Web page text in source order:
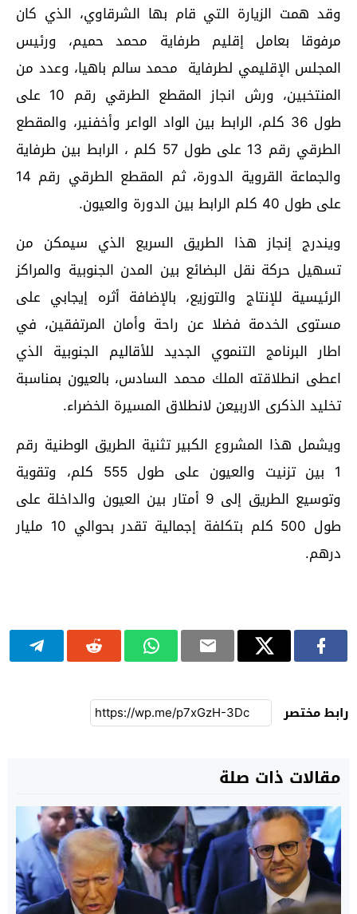
وقد همت الزيارة التي قام بها الشرقاوي، الذي كان
مرفوقا بعامل إقليم طرفاية محمد حميم، ورئيس
المجلس الإقليمي لطرفاية محمد سالم باهيا، وعدد من
المنتخبين، ورش انجاز المقطع الطرقي رقم 10 على
طول 36 كلم، الرابط بين الواد الواعر وأخفنير، والمقطع
الطرقي رقم 13 على طول 57 كلم ، الرابط بين طرفاية
والجماعة القروية الدورة، ثم المقطع الطرقي رقم 14
على طول 40 كلم الرابط بين الدورة والعيون.
ويندرج إنجاز هذا الطريق السريع الذي سيمكن من
تسهيل حركة نقل البضائع بين المدن الجنوبية والمراكز
الرئيسية للإنتاج والتوزيع، بالإضافة أثره إيجابي على
مستوى الخدمة فضلا عن راحة وأمان المرتفقين، في
اطار البرنامج التنموي الجديد للأقاليم الجنوبية الذي
اعطى انطلاقته الملك محمد السادس، بالعيون بمناسبة
تخليد الذكرى الاربيعن لانطلاق المسيرة الخضراء.
ويشمل هذا المشروع الكبير تثنية الطريق الوطنية رقم
1 بين تزنيت والعيون على طول 555 كلم، وتقوية
وتوسيع الطريق إلى 9 أمتار بين العيون والداخلة على
طول 500 كلم بتكلفة إجمالية تقدر بحوالي 10 مليار
درهم.
رابط مختصر
مقالات ذات صلة